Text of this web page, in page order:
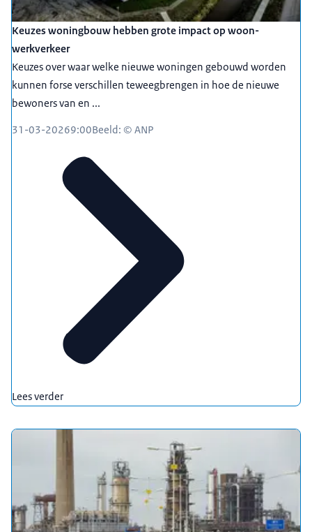
Keuzes woningbouw hebben grote impact op woon-
werkverkeer
Keuzes over waar welke nieuwe woningen gebouwd worden
kunnen forse verschillen teweegbrengen in hoe de nieuwe
bewoners van en ...
31-03-20269:00Beeld: © ANP
Lees verder